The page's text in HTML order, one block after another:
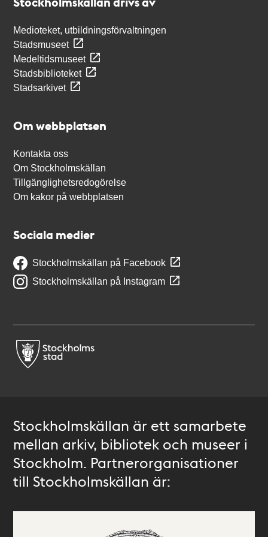
Medioteket, utbildningsförvaltningen
Stadsmuseet
Medeltidsmuseet
Stadsbiblioteket
Stadsarkivet
Om webbplatsen
Kontakta oss
Om Stockholmskällan
Tillgänglighetsredogörelse
Om kakor på webbplatsen
Sociala medier
Stockholmskällan på Facebook
Stockholmskällan på Instagram
Stockholmskällan är ett samarbete
mellan arkiv, bibliotek och museer i
Stockholm. Partnerorganisationer
till Stockholmskällan är: